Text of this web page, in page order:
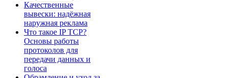
Качественные
вывески: надёжная
наружная реклама
Что такое IP TCP?
Основы работы
протоколов для
передачи данных и
голоса